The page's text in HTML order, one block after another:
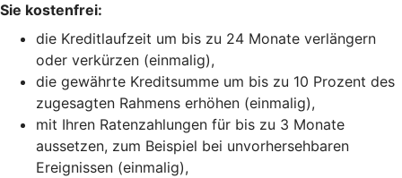
Sie kostenfrei:
die Kreditlaufzeit um bis zu 24 Monate verlängern
oder verkürzen (einmalig),
die gewährte Kreditsumme um bis zu 10 Prozent des
zugesagten Rahmens erhöhen (einmalig),
mit Ihren Ratenzahlungen für bis zu 3 Monate
aussetzen, zum Beispiel bei unvorhersehbaren
Ereignissen (einmalig),